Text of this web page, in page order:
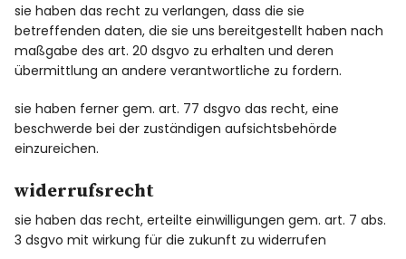
sie haben das recht zu verlangen, dass die sie
betreffenden daten, die sie uns bereitgestellt haben nach
maßgabe des art. 20 dsgvo zu erhalten und deren
übermittlung an andere verantwortliche zu fordern.
sie haben ferner gem. art. 77 dsgvo das recht, eine
beschwerde bei der zuständigen aufsichtsbehörde
einzureichen.
widerrufsrecht
sie haben das recht, erteilte einwilligungen gem. art. 7 abs.
3 dsgvo mit wirkung für die zukunft zu widerrufen